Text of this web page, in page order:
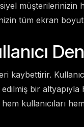
müşterilerinizin
tüm ekran
kaybettirir.
bir altyapıyla
kullanıcıları